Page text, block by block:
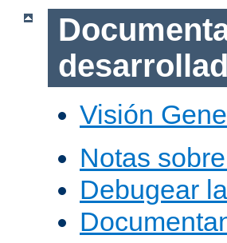
Visión
Notas
Debugear